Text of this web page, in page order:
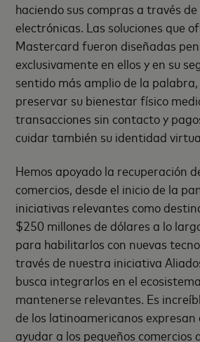
haciendo sus compras a través
electrónicas. Las soluciones que
Mastercard fueron diseñadas
exclusivamente en ellos y en su
sentido más amplio de la
preservar su bienestar físico
transacciones sin contacto y
cuidar también su identidad
Hemos apoyado la recuperación
comercios, desde el inicio de la
iniciativas relevantes como
$250 millones de dólares a lo
para habilitarlos con nuevas
través de nuestra iniciativa
busca integrarlos en el
mantenerse relevantes. Es
de los latinoamericanos expresan
ayudar a los pequeños comercios